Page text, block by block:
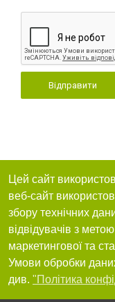
Відправити
Цей сайт
веб-сайт
збору технічних
відвідувачів з
маркетингової та
Умови обробки
див. "Політика